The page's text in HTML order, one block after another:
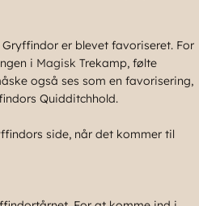
er blevet favoriseret. For
i Magisk Trekamp, følte
også ses som en favorisering,
Quidditchhold.
side, når det kommer til